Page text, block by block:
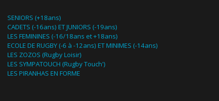
SENIORS (+18ans)
CADETS (-16ans) ET JUNIORS (-19ans)
LES FEMININES (-16/18ans et +18ans)
ECOLE DE RUGBY (-6 à -12ans) ET MINIMES (-14ans)
LES ZOZOS (Rugby Loisir)
LES SYMPATOUCH (Rugby Touch')
LES PIRANHAS EN FORME